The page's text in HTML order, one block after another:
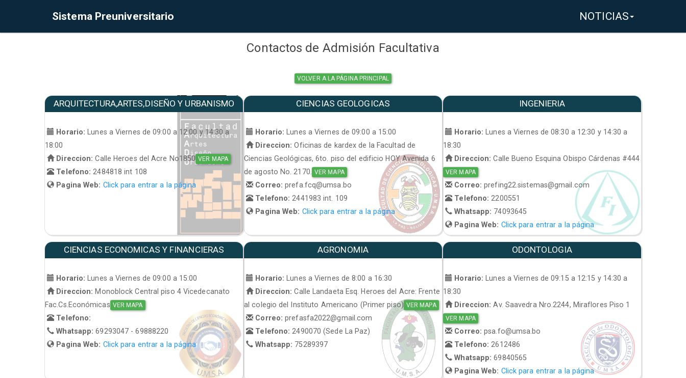
Sistema Preuniversitario NOTICIAS
Contactos de Admisión Facultativa
VOLVER A LA PÁGINA PRINCIPAL
ARQUITECTURA,ARTES,DISEÑO Y URBANISMO
Horario:
Lunes a Viernes de 09:00 a 12:00 y 14:30 a
18:00
Direccion: Calle Heroes del Acre No1850 VER MAPA
Telefono: 2484818 int 108
Pagina Web: Click para entrar a la página
CIENCIAS GEOLOGICAS
Horario:
Lunes a Viernes de 09:00 a 15:00
Direccion: Oficinas de kardex de la Facultad de
Ciencias Geológicas, 6to. piso del edificio HOY Avenida 6
de agosto No. 2170.
VER MAPA
Correo:prefa.fcq@umsa.bo
Telefono: 2441983 int. 109
Pagina Web: Click para entrar a la página
INGENIERIA
Horario:
Lunes a Viernes de 08:30 a 12:30 y 14:30 a
18:30
Direccion: Calle Bueno Esquina Obispo Cárdenas #444
VER MAPA
Correo:prefing22.sistemas@gmail.com
Telefono: 2200551
Whatsapp: 74093645
Pagina Web: Click para entrar a la página
CIENCIAS ECONOMICAS Y FINANCIERAS
Horario:
Lunes a Viernes de 09:00 a 15:00
Direccion: Monoblock Central piso 4 Vicedecanato
Fac.Cs.Económicas VER MAPA
Telefono:
Whatsapp:69293047 - 69888220
Pagina Web: Click para entrar a la página
AGRONOMIA
Horario:
Lunes a Viernes de 8:00 a 16:30
Direccion: Calle Landaeta Esq. Heroes del Acre: Frente
al colegio del Instituto Americano (Primer piso) VER MAPA
Correo:prefasfa2022@gmail.com
Telefono: 2490070 (Sede La Paz)
Whatsapp: 75289397
ODONTOLOGIA
Horario:
Lunes a Viernes de 09:15 a 12:15 y 14:30 a
18:30
Direccion: Av. Saavedra Nro.2244, Miraflores Piso 1
VER MAPA
Correo:psa.fo@umsa.bo
Telefono: 2612486
Whatsapp:69840565
Pagina Web: Click para entrar a la página